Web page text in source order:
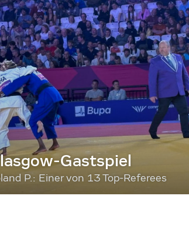
Gastspiel
P.: Einer von 13 Top-Referees